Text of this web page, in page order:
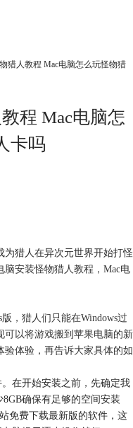
猎人教程 Mac电脑怎么玩怪物猎
程 Mac电脑怎
卡吗
猎人在异次元世界开始打怪
安装怪物猎人教程，Mac电
，猎人们只能在Windows过
可以将游戏搬到苹果电脑的新
体验，再告诉大家具体的如
。在开始安装之前，先确定我
确保有足够的空间安装
免费下载最新版的软件，这